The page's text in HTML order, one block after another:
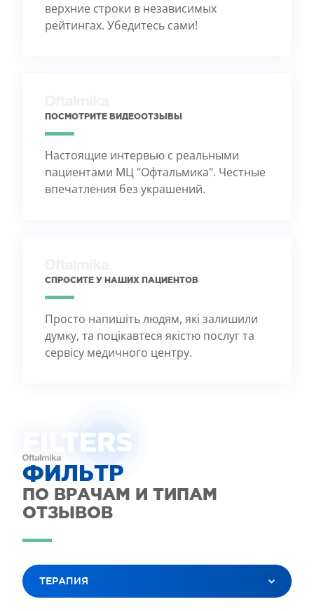
верхние строки в независимых
рейтингах. Убедитесь сами!
ПОСМОТРИТЕ ВИДЕООТЗЫВЫ
Настоящие интервью с реальными
пациентами МЦ "Офтальмика". Честные
впечатления без украшений.
СПРОСИТЕ У НАШИХ ПАЦИЕНТОВ
Просто напишіть людям, які залишили
думку, та поцікавтеся якістю послуг та
сервісу медичного центру.
FILTERS
ФИЛЬТР
ПО ВРАЧАМ И ТИПАМ
ОТЗЫВОВ
ТЕРАПИЯ